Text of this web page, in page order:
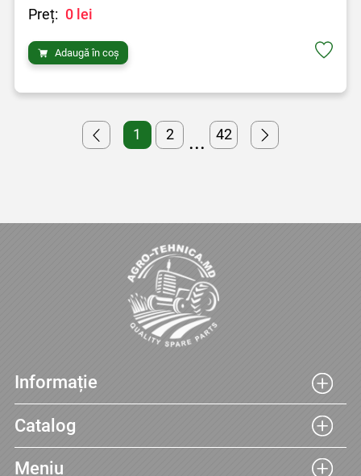
Preț: 0 lei
Adaugă în coș
1 2 ... 42
Informație
Catalog
Meniu